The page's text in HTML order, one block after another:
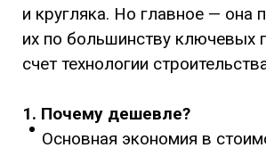
и кругляка. Но главное — она
их по большинству ключевых
счет технологии
1. Почему дешевле?
Основная экономия в